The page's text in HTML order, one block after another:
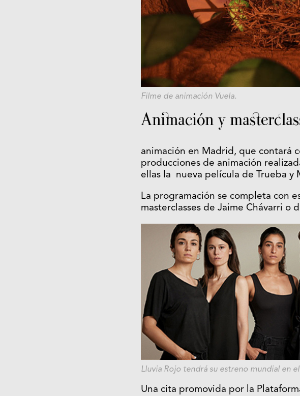
Filme de animación Vuela.
Animación y
animación en Madrid, que contará
producciones de animación
ellas la nueva película de Trueba y
La programación se completa con
masterclasses de Jaime Chávarri o
Lluvia Rojo tendrá su estreno mundial en
Una cita promovida por la